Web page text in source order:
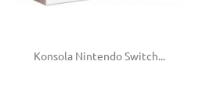
Konsola Nintendo Switch...